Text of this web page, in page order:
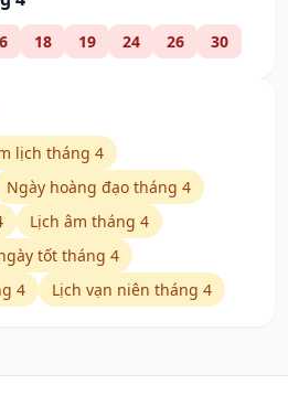
18 19 24 26 30
lịch tháng 4
Ngày hoàng đạo tháng 4
Lịch âm tháng 4
tốt tháng 4
4
Lịch vạn niên tháng 4